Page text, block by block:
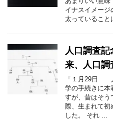
イナスイメージ
太っていること
人口調査
来、人口調
「１月29日
学の手続きに本
すが、昔はそう
際、生まれて初
した。 それ ...